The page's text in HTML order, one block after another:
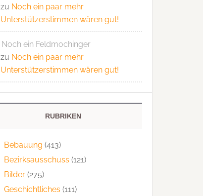
zu Noch ein paar mehr
Unterstützerstimmen wären gut!
Noch ein Feldmochinger
zu Noch ein paar mehr
Unterstützerstimmen wären gut!
RUBRIKEN
Bebauung (413)
Bezirksausschuss (121)
Bilder (275)
Geschichtliches (111)